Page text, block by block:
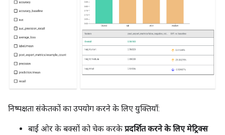
निष्पक्षता संकेतकों का उपयोग करने के लिए युक्तियाँ:
बाईं ओर के बक्सों को चेक करके प्रदर्शित करने के लिए मेट्रिक्स